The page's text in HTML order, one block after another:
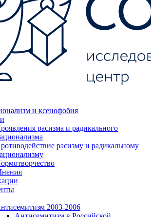
и ксенофобия
расизма и радикального
расизму и радикальному
2003-2006